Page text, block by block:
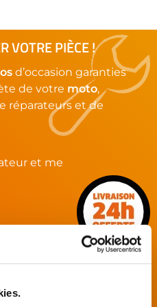
VOTRE PIÈCE !
d’occasion garanties
de votre moto,
réparateurs et de
et me
et